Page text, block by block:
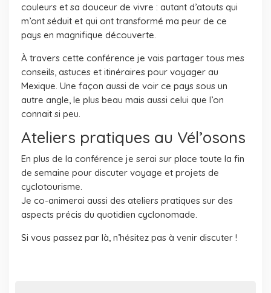
couleurs et sa douceur de vivre : autant d’atouts qui
m’ont séduit et qui ont transformé ma peur de ce
pays en magnifique découverte.
À travers cette conférence je vais partager tous mes
conseils, astuces et itinéraires pour voyager au
Mexique. Une façon aussi de voir ce pays sous un
autre angle, le plus beau mais aussi celui que l’on
connait si peu.
Ateliers pratiques au Vél’osons
En plus de la conférence je serai sur place toute la fin
de semaine pour discuter voyage et projets de
cyclotourisme.
Je co-animerai aussi des ateliers pratiques sur des
aspects précis du quotidien cyclonomade.
Si vous passez par là, n’hésitez pas à venir discuter !